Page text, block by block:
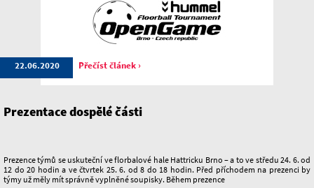
22.06.2020 Přečíst článek ›
Prezentace dospělé části
Prezence týmů se uskuteční ve florbalové hale Hattricku Brno – a to ve středu 24. 6. od
12 do 20 hodin a ve čtvrtek 25. 6. od 8 do 18 hodin. Před příchodem na prezenci by
týmy už měly mít správně vyplněné soupisky. Během prezence